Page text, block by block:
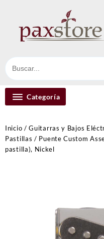
contenido
Categoría
Inicio /Guitarras y Bajos
Pastillas / Puente Custom
pastilla), Nickel